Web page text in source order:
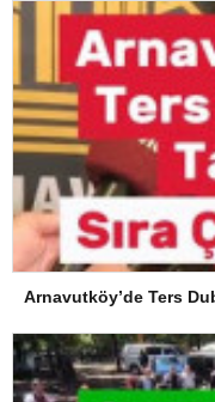
Arnavutköy’de Ters